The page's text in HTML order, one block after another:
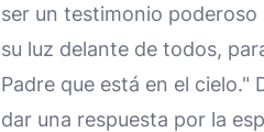
ser un testimonio poderoso
su luz delante de todos,
Padre que está en el
dar una respuesta por la